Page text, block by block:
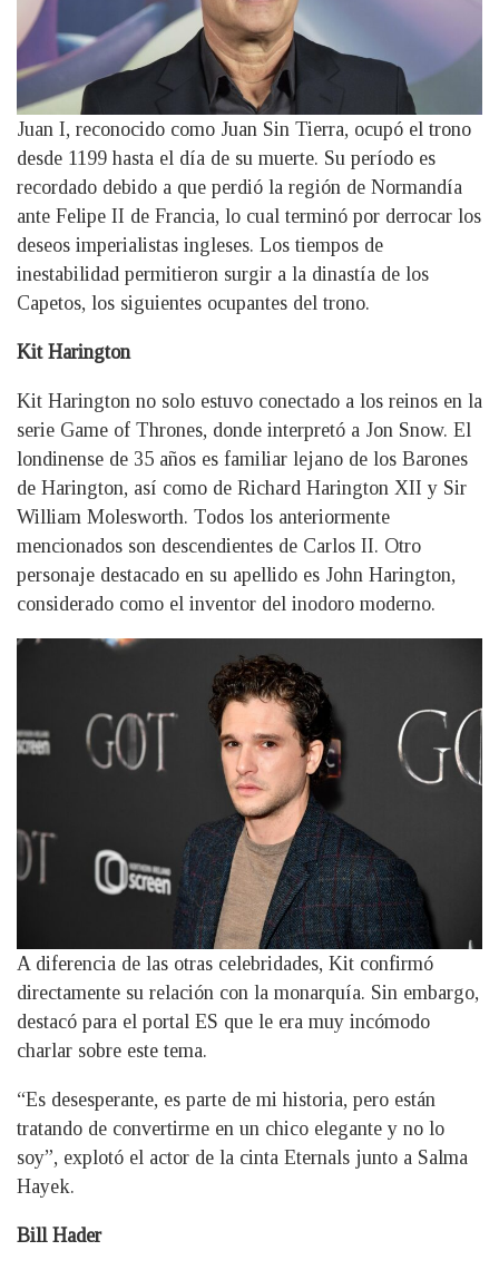
Juan I, reconocido como Juan Sin Tierra, ocupó el trono
desde 1199 hasta el día de su muerte. Su período es
recordado debido a que perdió la región de Normandía
ante Felipe II de Francia, lo cual terminó por derrocar los
deseos imperialistas ingleses. Los tiempos de
inestabilidad permitieron surgir a la dinastía de los
Capetos, los siguientes ocupantes del trono.
Kit Harington
Kit Harington no solo estuvo conectado a los reinos en la
serie Game of Thrones, donde interpretó a Jon Snow. El
londinense de 35 años es familiar lejano de los Barones
de Harington, así como de Richard Harington XII y Sir
William Molesworth. Todos los anteriormente
mencionados son descendientes de Carlos II. Otro
personaje destacado en su apellido es John Harington,
considerado como el inventor del inodoro moderno.
A diferencia de las otras celebridades, Kit confirmó
directamente su relación con la monarquía. Sin embargo,
destacó para el portal ES que le era muy incómodo
charlar sobre este tema.
“Es desesperante, es parte de mi historia, pero están
tratando de convertirme en un chico elegante y no lo
soy”, explotó el actor de la cinta Eternals junto a Salma
Hayek.
Bill Hader